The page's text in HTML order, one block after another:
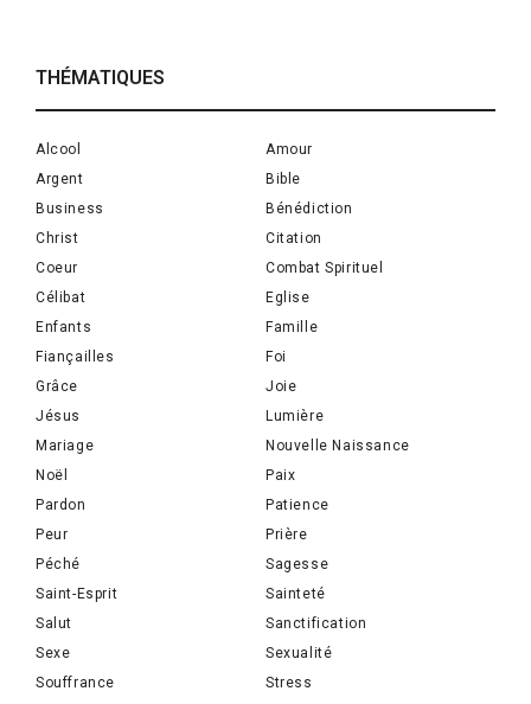
THÉMATIQUES
Alcool
Amour
Argent
Bible
Business
Bénédiction
Christ
Citation
Coeur
Combat Spirituel
Célibat
Eglise
Enfants
Famille
Fiançailles
Foi
Grâce
Joie
Jésus
Lumière
Mariage
Nouvelle Naissance
Noël
Paix
Pardon
Patience
Peur
Prière
Péché
Sagesse
Saint-Esprit
Sainteté
Salut
Sanctification
Sexe
Sexualité
Souffrance
Stress